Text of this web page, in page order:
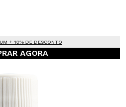
+ 10% DE DESCONTO
AGORA